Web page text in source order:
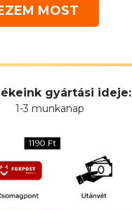
MOST
gyártási ideje:
1-3 munkanap